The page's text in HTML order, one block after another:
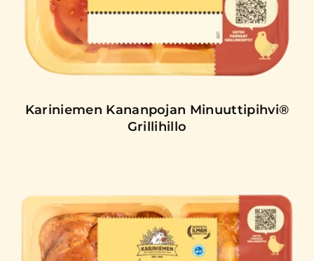
Kariniemen Kananpojan Minuuttipihvi®
Grillihillo